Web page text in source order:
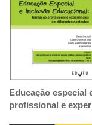
Educação especial
profissional e